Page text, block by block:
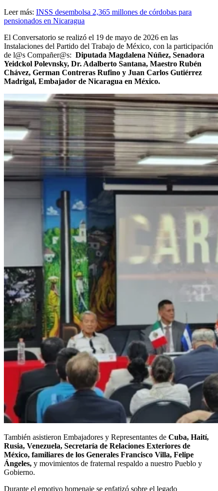
Leer más: INSS desembolsa 2,365 millones de córdobas para
pensionados en Nicaragua
El Conversatorio se realizó el 19 de mayo de 2026 en las
Instalaciones del Partido del Trabajo de México, con la participación
de l@s Compañer@s: Diputada Magdalena Núñez, Senadora
Yeidckol Polevnsky, Dr. Adalberto Santana, Maestro Rubén
Chávez, German Contreras Rufino y Juan Carlos Gutiérrez
Madrigal, Embajador de Nicaragua en México.
También asistieron Embajadores y Representantes de Cuba, Haití,
Rusia, Venezuela, Secretaría de Relaciones Exteriores de
México, familiares de los Generales Francisco Villa, Felipe
Ángeles, y movimientos de fraternal respaldo a nuestro Pueblo y
Gobierno.
Durante el emotivo homenaje se enfatizó sobre el legado